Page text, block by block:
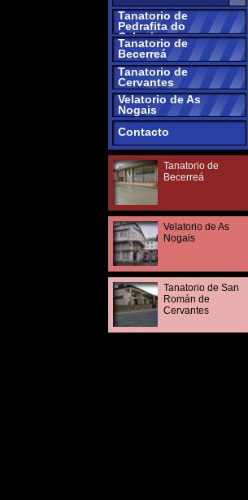
Tanatorio de
Cervantes
Velatorio de As
Nogais
Contacto
Tanatorio de
Becerreá
Velatorio de As
Nogais
Tanatorio de San
Román de
Cervantes